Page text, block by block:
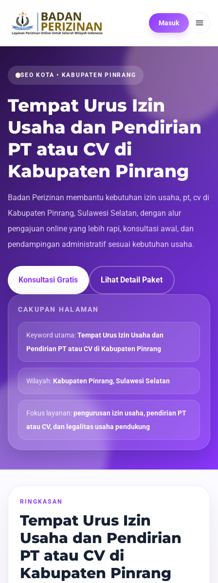
Masuk
SEO KOTA • KABUPATEN PINRANG
Tempat Urus Izin
Usaha dan Pendirian
PT atau CV di
Kabupaten Pinrang
Badan Perizinan membantu kebutuhan izin usaha, pt, cv di
Kabupaten Pinrang, Sulawesi Selatan, dengan alur
pengajuan online yang lebih rapi, konsultasi awal, dan
pendampingan administratif sesuai kebutuhan usaha.
Konsultasi Gratis Lihat Detail Paket
CAKUPAN HALAMAN
Keyword utama:Tempat Urus Izin Usaha dan
Pendirian PT atau CV di Kabupaten Pinrang
Wilayah:Kabupaten Pinrang, Sulawesi Selatan
Fokus layanan:pengurusan izin usaha, pendirian PT
atau CV, dan legalitas usaha pendukung
RINGKASAN
Tempat Urus Izin
Usaha dan Pendirian
PT atau CV di
Kabupaten Pinrang